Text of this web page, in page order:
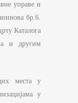
управе и
бр.6.
Каталога
и другим
места у
у